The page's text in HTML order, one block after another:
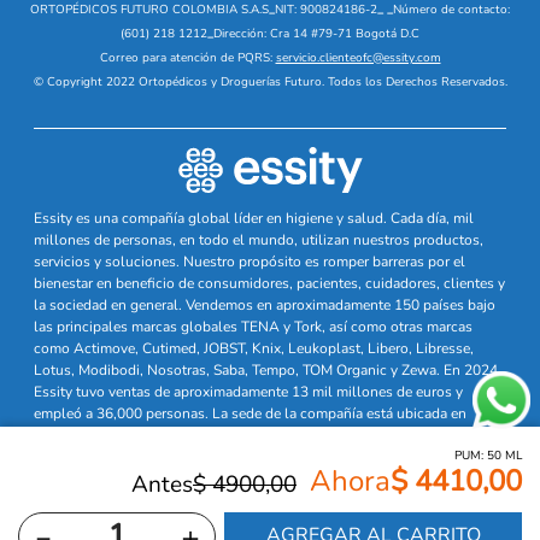
PUM: 50 ML
$4900,00 $ 4410,00
ORTOPÉDICOS FUTURO COLOMBIA S.A.S_NIT: 900824186-2_ _Número de contacto:
(601) 218 1212_Dirección: Cra 14 #79-71 Bogotá D.C
Correo para atención de PQRS: servicio.clienteofc@essity.com
© Copyright 2022 Ortopédicos y Droguerías Futuro. Todos los Derechos Reservados.
Essity es una compañía global líder en higiene y salud. Cada día, mil
millones de personas, en todo el mundo, utilizan nuestros productos,
servicios y soluciones. Nuestro propósito es romper barreras por el
bienestar en beneficio de consumidores, pacientes, cuidadores, clientes y
la sociedad en general. Vendemos en aproximadamente 150 países bajo
las principales marcas globales TENA y Tork, así como otras marcas
como Actimove, Cutimed, JOBST, Knix, Leukoplast, Libero, Libresse,
Lotus, Modibodi, Nosotras, Saba, Tempo, TOM Organic y Zewa. En 2024,
Essity tuvo ventas de aproximadamente 13 mil millones de euros y
empleó a 36,000 personas. La sede de la compañía está ubicada en